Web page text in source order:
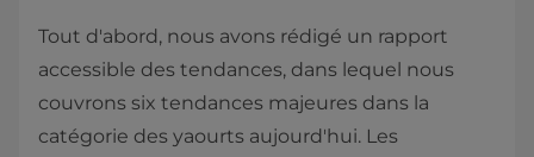
Tout d'abord, nous avons rédigé un rapport
accessible des tendances, dans lequel nous
couvrons six tendances majeures dans la
catégorie des yaourts aujourd'hui. Les